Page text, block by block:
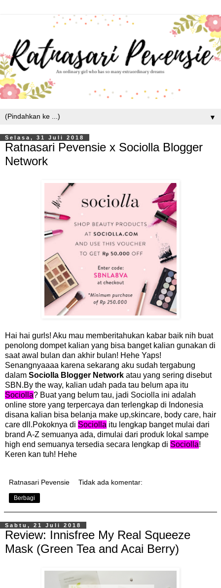
▼
Selasa, 31 Juli 2018
Ratnasari Pevensie x Sociolla Blogger
Network
Hai hai gurls! Aku mau memberitahukan kabar baik nih buat
penolong dompet kalian yang bisa banget kalian gunakan di
saat awal bulan dan akhir bulan! Hehe Yaps!
Senangnyaaaa karena sekarang aku sudah tergabung
dalam Sociolla Blogger Network atau yang sering disebut
SBN.By the way, kalian udah pada tau belum apa itu
Sociolla? Buat yang belum tau, jadi Sociolla ini adalah
online store yang terpercaya dan terlengkap di Indonesia
disana kalian bisa belanja make up,skincare, body care, hair
care dll.Pokoknya di Sociolla itu lengkap banget mulai dari
brand A-Z semuanya ada, dimulai dari produk lokal sampe
high end semuanya tersedia secara lengkap di Sociolla!
Keren kan tuh! Hehe
Ratnasari Pevensie Tidak ada komentar:
Berbagi
Sabtu, 21 Juli 2018
Review: Innisfree My Real Squeeze
Mask (Green Tea and Acai Berry)